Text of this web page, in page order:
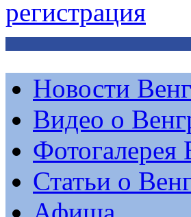
регистрация
Новости
Видео о
Фотогалерея
Статьи о